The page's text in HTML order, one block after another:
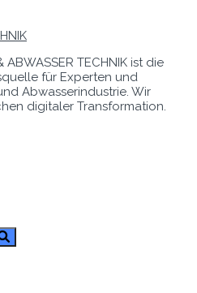
TECHNIK ist die
für Experten und
Abwasserindustrie. Wir
digitaler Transformation.